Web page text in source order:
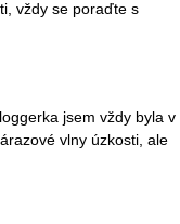
vždy se poraďte s
jsem vždy byla v
vlny úzkosti, ale